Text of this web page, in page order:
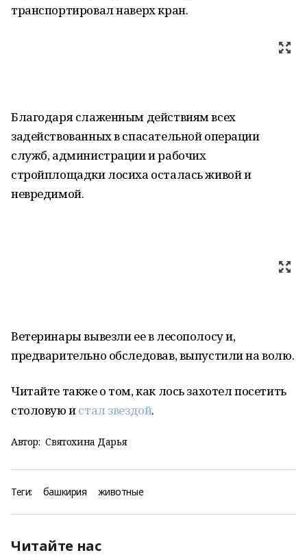
транспортировал наверх кран.
Благодаря слаженным действиям всех
задействованных в спасательной операции
служб, администрации и рабочих
стройплощадки лосиха осталась живой и
невредимой.
Ветеринары вывезли ее в лесополосу и,
предварительно обследовав, выпустили на волю.
Читайте также о том, как лось захотел посетить
столовую истал звездой.
Автор: Святохина Дарья
Теги: башкирия животные
Читайте нас